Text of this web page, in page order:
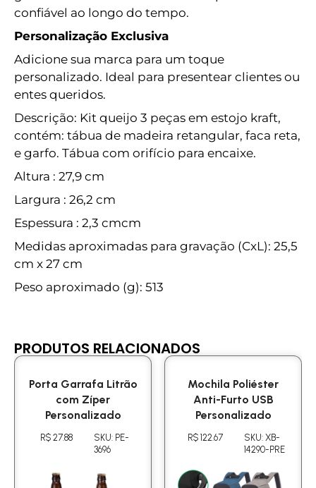
confiável ao longo do tempo.
Personalização Exclusiva
Adicione sua marca para um toque
personalizado. Ideal para presentear clientes ou
entes queridos.
Descrição: Kit queijo 3 peças em estojo kraft,
contém: tábua de madeira retangular, faca reta,
e garfo. Tábua com orifício para encaixe.
Altura : 27,9 cm
Largura : 26,2 cm
Espessura : 2,3 cmcm
Medidas aproximadas para gravação (CxL): 25,5
cm x 27 cm
Peso aproximado (g): 513
PRODUTOS RELACIONADOS
Porta Garrafa Litrão
com Zíper
Personalizado
R$ 27.88
SKU: PE-
3696
Mochila Poliéster
Anti-Furto USB
Personalizado
R$ 122.67
SKU: XB-
14290-PRE